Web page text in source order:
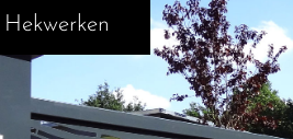
Hekwerken